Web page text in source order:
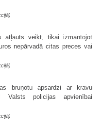
atļauts veikt, tikai izmantojot
nepārvadā citas preces vai
bruņotu apsardzi ar kravu
Valsts policijas apvienībai